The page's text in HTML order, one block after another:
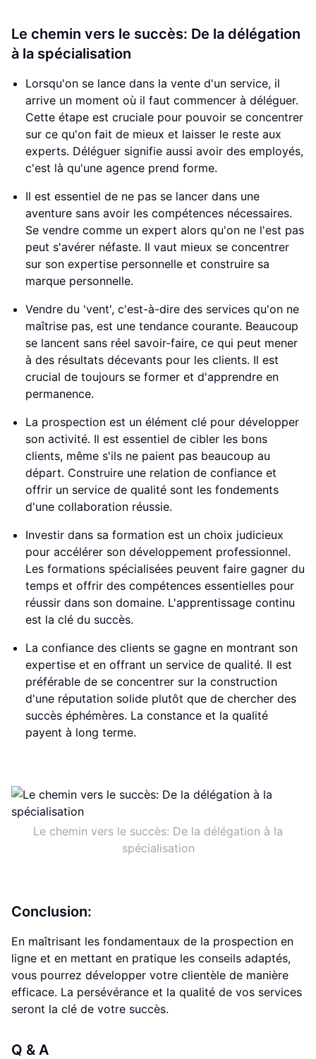
Le chemin vers le succès: De la délégation
à la spécialisation
Lorsqu'on se lance dans la vente d'un service, il
arrive un moment où il faut commencer à déléguer.
Cette étape est cruciale pour pouvoir se concentrer
sur ce qu'on fait de mieux et laisser le reste aux
experts. Déléguer signifie aussi avoir des employés,
c'est là qu'une agence prend forme.
Il est essentiel de ne pas se lancer dans une
aventure sans avoir les compétences nécessaires.
Se vendre comme un expert alors qu'on ne l'est pas
peut s'avérer néfaste. Il vaut mieux se concentrer
sur son expertise personnelle et construire sa
marque personnelle.
Vendre du 'vent', c'est-à-dire des services qu'on ne
maîtrise pas, est une tendance courante. Beaucoup
se lancent sans réel savoir-faire, ce qui peut mener
à des résultats décevants pour les clients. Il est
crucial de toujours se former et d'apprendre en
permanence.
La prospection est un élément clé pour développer
son activité. Il est essentiel de cibler les bons
clients, même s'ils ne paient pas beaucoup au
départ. Construire une relation de confiance et
offrir un service de qualité sont les fondements
d'une collaboration réussie.
Investir dans sa formation est un choix judicieux
pour accélérer son développement professionnel.
Les formations spécialisées peuvent faire gagner du
temps et offrir des compétences essentielles pour
réussir dans son domaine. L'apprentissage continu
est la clé du succès.
La confiance des clients se gagne en montrant son
expertise et en offrant un service de qualité. Il est
préférable de se concentrer sur la construction
d'une réputation solide plutôt que de chercher des
succès éphémères. La constance et la qualité
payent à long terme.
Le chemin vers le succès: De la délégation à la
spécialisation
Conclusion:
En maîtrisant les fondamentaux de la prospection en
ligne et en mettant en pratique les conseils adaptés,
vous pourrez développer votre clientèle de manière
efficace. La persévérance et la qualité de vos services
seront la clé de votre succès.
Q & A